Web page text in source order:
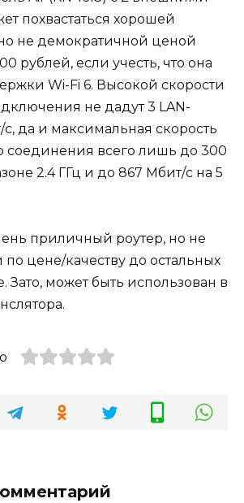
похвастаться хорошей
не демократичной ценой
рублей, если учесть, что она
Wi-Fi 6. Высокой скорости
не дадут 3 LAN-
с, да и максимальная скорость
соединения всего лишь до 300
2.4 ГГц и до 867 Мбит/с на 5
приличный роутер, но не
цене/качеству до остальных
Зато, может быть использован в